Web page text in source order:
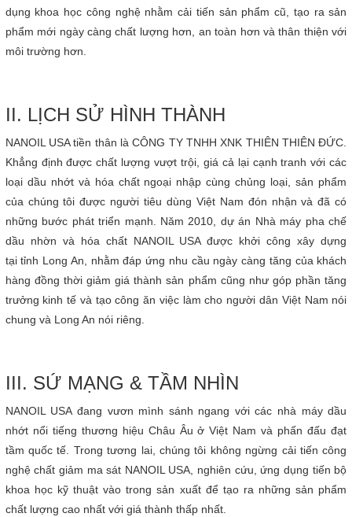
dụng khoa học công nghệ nhằm cải tiến sản phẩm cũ, tạo ra sản
phẩm mới ngày càng chất lượng hơn, an toàn hơn và thân thiện với
môi trường hơn.
II. LỊCH SỬ HÌNH THÀNH
NANOIL USA tiền thân là CÔNG TY TNHH XNK THIÊN THIÊN ĐỨC.
Khẳng định được chất lượng vượt trội, giá cả lại cạnh tranh với các
loại dầu nhớt và hóa chất ngoại nhập cùng chủng loại, sản phẩm
của chúng tôi được người tiêu dùng Việt Nam đón nhận và đã có
những bước phát triển mạnh. Năm 2010, dự án Nhà máy pha chế
dầu nhờn và hóa chất NANOIL USA được khởi công xây dựng
tại tỉnh Long An, nhằm đáp ứng nhu cầu ngày càng tăng của khách
hàng đồng thời giảm giá thành sản phẩm cũng như góp phần tăng
trưởng kinh tế và tạo công ăn việc làm cho người dân Việt Nam nói
chung và Long An nói riêng.
III. SỨ MẠNG & TẦM NHÌN
NANOIL USA đang vươn mình sánh ngang với các nhà máy dầu
nhớt nổi tiếng thương hiệu Châu Âu ở Việt Nam và phấn đấu đạt
tầm quốc tế. Trong tương lai, chúng tôi không ngừng cải tiến công
nghệ chất giảm ma sát NANOIL USA, nghiên cứu, ứng dụng tiến bộ
khoa học kỹ thuật vào trong sản xuất để tạo ra những sản phẩm
chất lượng cao nhất với giá thành thấp nhất.